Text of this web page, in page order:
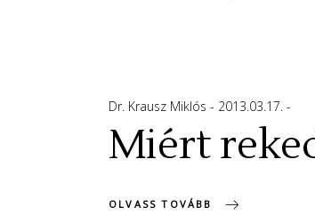
Dr. Krausz Miklós 2013.03.17.
Miért
OLVASS TOVÁBB